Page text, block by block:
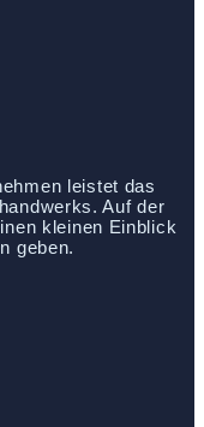
leistet das
Auf der
kleinen Einblick
geben.